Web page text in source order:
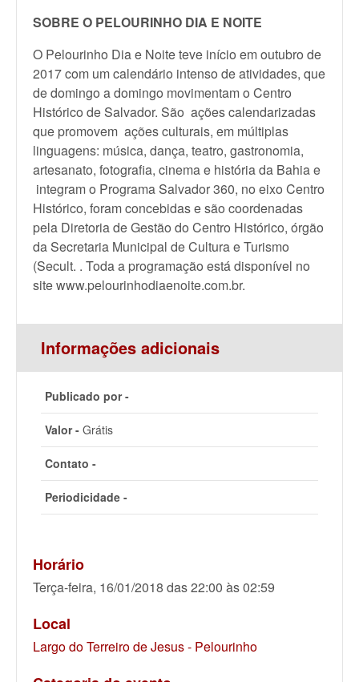
SOBRE O PELOURINHO DIA E NOITE
O Pelourinho Diae Noiteteve início em outubro de
2017 com um calendário intenso de atividades, que
de domingo a domingo movimentam o Centro
Histórico de Salvador. São ações calendarizadas
que promovem ações culturais, em múltiplas
linguagens: música, dança, teatro, gastronomia,
artesanato, fotografia, cinemae história da Bahia e
integram o Programa Salvador 360, no eixo Centro
Histórico, foram concebidas esão coordenadas
pela Diretoria de Gestão do Centro Histórico, órgão
da Secretaria Municipal de Culturae Turismo
(Secult. . Toda a programação está disponível no
sitewww.pelourinhodiaenoite.com.br.
Informações adicionais
Publicado por -
Valor - Grátis
Contato -
Periodicidade -
Horário
Terça-feira, 16/01/2018 das 22:00 às 02:59
Local
Largo do Terreiro de Jesus - Pelourinho